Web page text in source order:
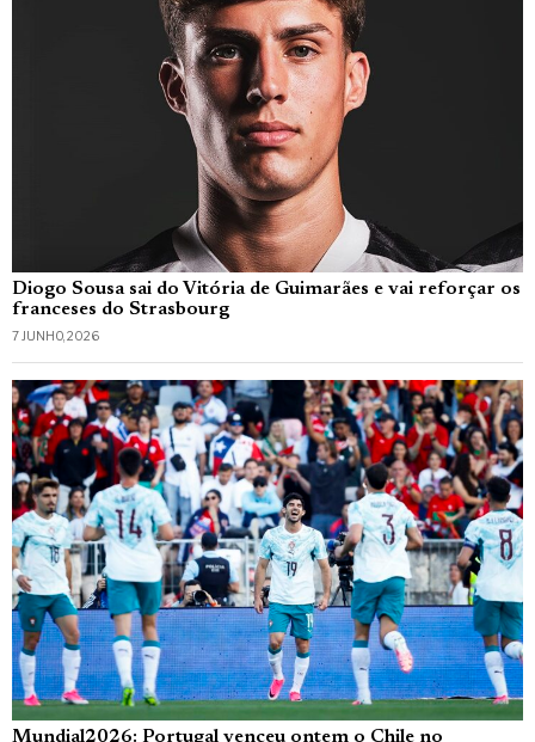
Diogo Sousa sai do Vitória de Guimarães e vai reforçar os
franceses do Strasbourg
7 JUNHO, 2026
Mundial2026: Portugal venceu ontem o Chile no